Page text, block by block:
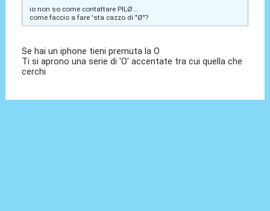
io non so come contattare PILØ...
come faccio a fare 'sta cazzo di "Ø"?
Se hai un iphone tieni premuta la O
Ti si aprono una serie di 'O' accentate tra cui quella che
cerchi